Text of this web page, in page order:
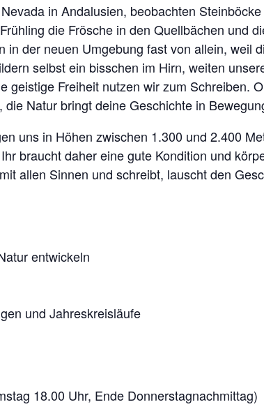
in Andalusien, beobachten
die Frösche in den Quellbächen und
der neuen Umgebung fast von allein, weil
selbst ein bisschen im Hirn, weiten
geistige Freiheit nutzen wir zum Schreiben.
Natur bringt deine Geschichte in
uns in Höhen zwischen 1.300 und 2.400
braucht daher eine gute Kondition und
allen Sinnen und schreibt, lauscht den
entwickeln
und Jahreskreisläufe
18.00 Uhr, Ende Donnerstagnachmittag)